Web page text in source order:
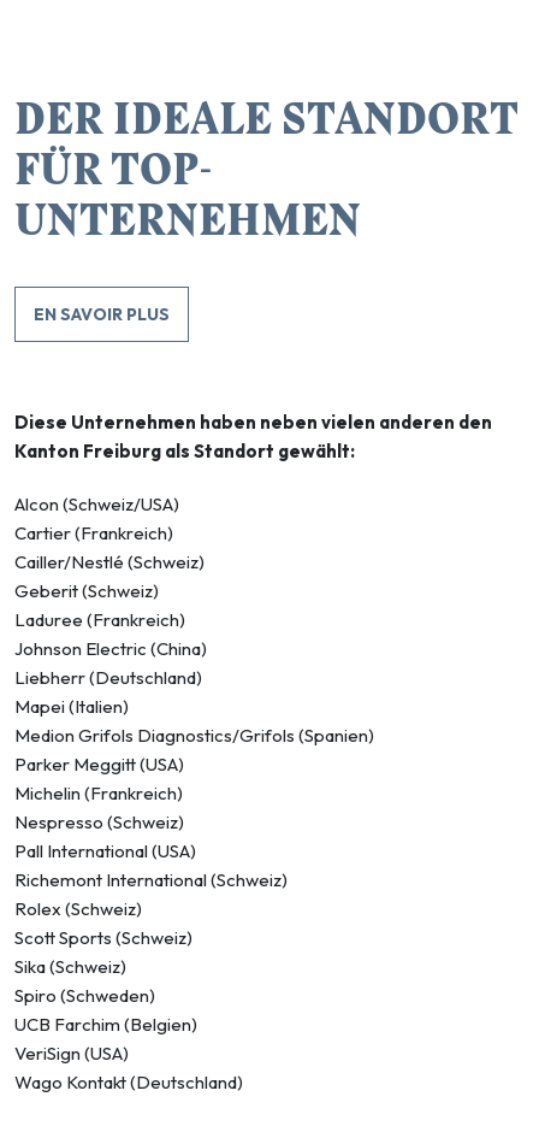
DER IDEALE STANDORT
FÜR TOP-
UNTERNEHMEN
EN SAVOIR PLUS
Diese Unternehmen haben neben vielen anderen den
Kanton Freiburg als Standort gewählt:
Alcon (Schweiz/USA)
Cartier (Frankreich)
Cailler/Nestlé (Schweiz)
Geberit (Schweiz)
Laduree (Frankreich)
Johnson Electric (China)
Liebherr (Deutschland)
Mapei (Italien)
Medion Grifols Diagnostics/Grifols (Spanien)
Parker Meggitt (USA)
Michelin (Frankreich)
Nespresso (Schweiz)
Pall International (USA)
Richemont International (Schweiz)
Rolex (Schweiz)
Scott Sports (Schweiz)
Sika (Schweiz)
Spiro (Schweden)
UCB Farchim (Belgien)
VeriSign (USA)
Wago Kontakt (Deutschland)